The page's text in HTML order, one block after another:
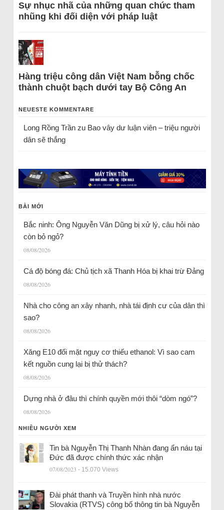
Sự nhục nhã của những quan chức tham
nhũng khi đối diện với pháp luật
Hàng triệu công dân Việt Nam bỗng chốc
thành chuột bạch dưới tay Bộ Công An
NEUESTE KOMMENTARE
Long Rồng Trầnzu Bao vây dư luận viên – triệu người
dân sẽ thắng
BÀI MỚI
Bắc ninh: Ông Nguyễn Văn Dũng bị xử lý, câu hỏi nào
còn bỏ ngỏ?
08/08/2026
Cá độ bóng đá: Chủ tịch xã Thanh Hóa bị khai trừ Đảng
08/08/2026
Nhà cho công an xây nhanh, nhà tái định cư của dân thì
sao?
08/08/2026
Xăng E10 đối mặt nguy cơ thiếu ethanol: Vì sao cam
kết nguồn cung lại bị thử thách?
08/08/2026
Dựng nhà ở đâu thì chính quyền mới thôi “dòm ngó”?
08/08/2026
NHIỀU NGƯỜI XEM
Tin bà Nguyễn Thị Thanh Nhàn đang ẩn náu tại
Đức đã được chính thức xác nhận
07/08/2023 - 15.070 Views
Đài phát thanh và Truyền hình nhà nước
Slovakia (RTVS) công bố thông tin bà Nguyễn